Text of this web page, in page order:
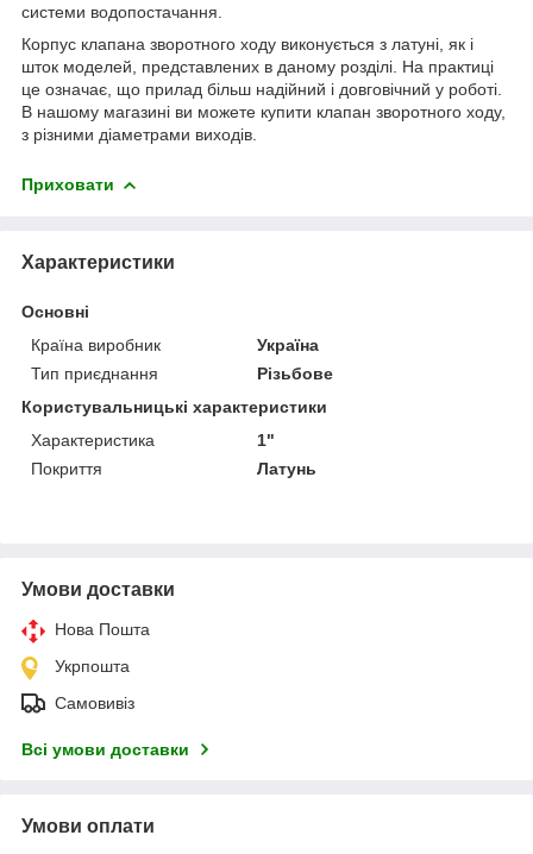
системи водопостачання.
Корпус клапана зворотного ходу виконується з латуні, як і
шток моделей, представлених в даному розділі. На практиці
це означає, що прилад більш надійний і довговічний у роботі.
В нашому магазині ви можете купити клапан зворотного ходу,
з різними діаметрами виходів.
Приховати
Характеристики
Основні
Країна виробник
Україна
Тип приєднання
Різьбове
Користувальницькі характеристики
Характеристика
1"
Покриття
Латунь
Умови доставки
Нова Пошта
Укрпошта
Самовивіз
Всі умови доставки
Умови оплати